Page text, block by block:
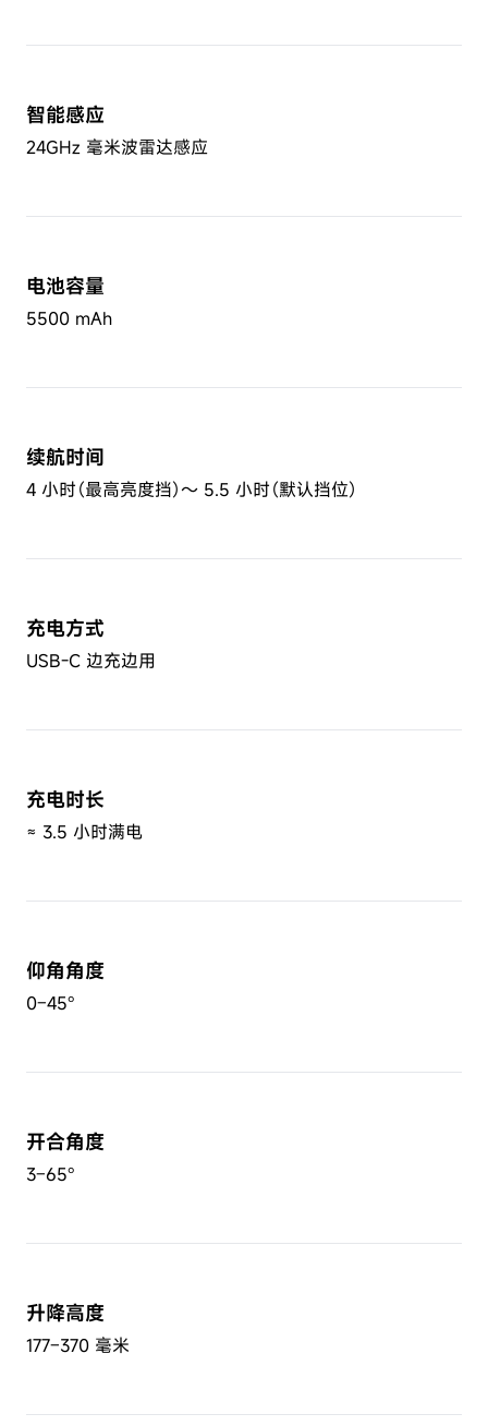
智能感应
24GHz 毫米波雷达感应
电池容量
5500 mAh
续航时间
4 小时（最高亮度挡）～ 5.5 小时（默认挡位）
充电方式
USB-C 边充边用
充电时长
≈ 3.5 小时满电
仰角角度
0–45°
开合角度
3–65°
升降高度
177–370 毫米